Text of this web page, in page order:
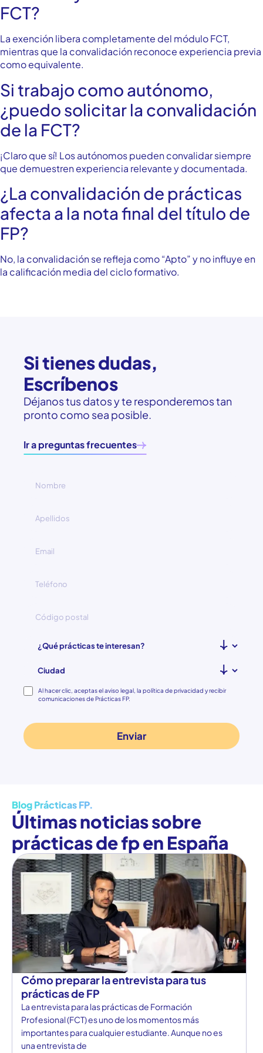
FCT?
La exención libera completamente del módulo FCT,
mientras que la convalidación reconoce experiencia previa
como equivalente.
Si trabajo como autónomo,
¿puedo solicitar la convalidación
de la FCT?
¡Claro que sí! Los autónomos pueden convalidar siempre
que demuestren experiencia relevante y documentada.
¿La convalidación de prácticas
afecta a la nota final del título de
FP?
No, la convalidación se refleja como “Apto” y no influye en
la calificación media del ciclo formativo.
Si tienes dudas,
Escríbenos
Déjanos tus datos y te responderemos tan
pronto como sea posible.
Ir a preguntas frecuentes
Consentimiento
Al hacer clic, aceptas el aviso legal, la política de privacidad y recibir
comunicaciones de Prácticas FP.
Blog Prácticas FP.
Últimas noticias sobre
prácticas de fp en España
Cómo preparar la entrevista para tus
prácticas de FP
La entrevista para las prácticas de Formación
Profesional (FCT) es uno de los momentos más
importantes para cualquier estudiante. Aunque no es
una entrevista de